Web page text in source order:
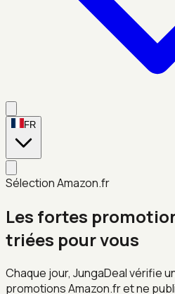
FR
Sélection Amazon.fr
Les fortes
triées pour vous
Chaque jour, JungaDeal vérifie
promotions Amazon.fr et ne